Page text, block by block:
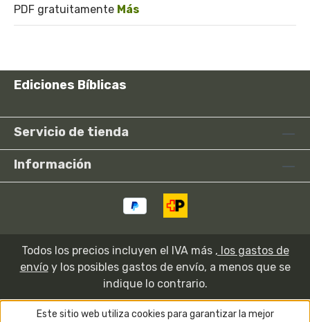
PDF gratuitamente Más
Ediciones Bíblicas
Servicio de tienda
Información
Todos los precios incluyen el IVA más , los gastos de
envíoy los posibles gastos de envío, a menos que se
indique lo contrario.
Este sitio web utiliza cookies para garantizar la mejor